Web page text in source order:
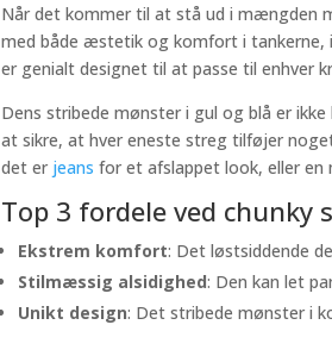
Når det kommer til at stå ud i mængden
med både æstetik og komfort i tankerne,
er genialt designet til at passe til enhver
Dens stribede mønster i gul og blå er
at sikre, at hver eneste streg tilføjer
det er jeans for et afslappet look, eller en
Top 3 fordele ved
Ekstrem komfort: Det løstsiddende
Stilmæssig alsidighed: Den kan let
Unikt design: Det stribede mønster i